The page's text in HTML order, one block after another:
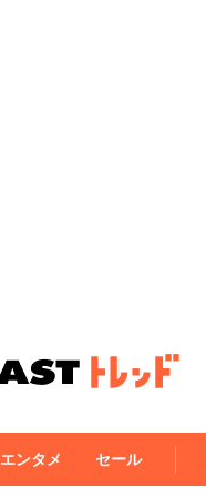
エンタメ セール